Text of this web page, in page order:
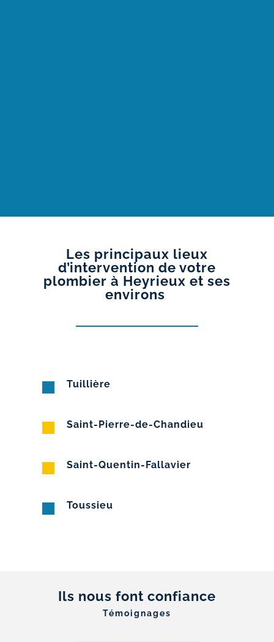
Les principaux lieux
d’intervention de votre
plombier à Heyrieux et ses
environs
Tuillière
Saint-Pierre-de-Chandieu
Saint-Quentin-Fallavier
Toussieu
Ils nous font confiance
Témoignages